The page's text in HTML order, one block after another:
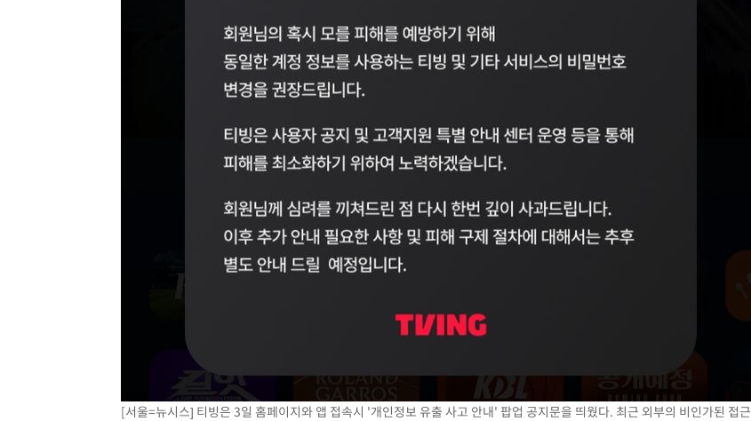
[서울=뉴시스] 티빙은 3일 홈페이지와 앱 접속시 '개인정보 유출 사고 안내' 팝업 공지문을 띄웠다. 최근 외부의 비인가된 접근